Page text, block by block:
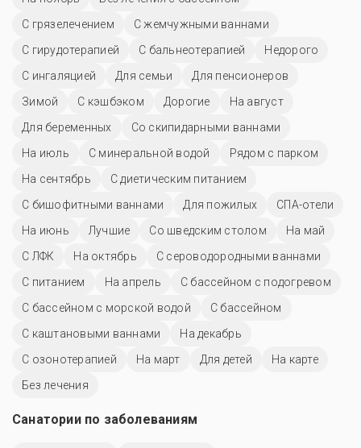
С грязелечением
С жемчужными ваннами
С гирудотерапией
С бальнеотерапией
Недорого
С ингаляцией
Для семьи
Для пенсионеров
Зимой
С кэшбэком Дорогие
На август
Для беременных
Со скипидарными ваннами
На июль
С минеральной водой
Рядом с парком
На сентябрь
С диетическим питанием
С бишофитными ваннами
Для пожилых
СПА-отели
На июнь
Лучшие Со шведским столом
На май
С ЛФК
На октябрь
С сероводородными ваннами
С питанием
На апрель
С бассейном с подогревом
С бассейном с морской водой
C бассейном
С каштановыми ваннами
На декабрь
С озонотерапией
На март Для детей
На карте
Без лечения
Санатории по заболеваниям